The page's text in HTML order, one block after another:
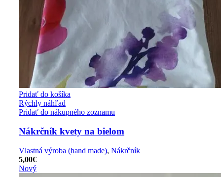
Pridať do košíka
Rýchly náhľad
Pridať do nákupného zoznamu
Nákrčník kvety na bielom
Vlastná výroba (hand made), Nákrčník
5,00€
Nový